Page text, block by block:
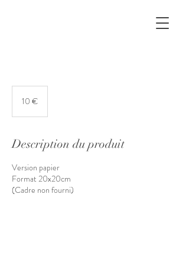
10 €
Description du produit
Version papier
Format 20x20cm
(Cadre non fourni)